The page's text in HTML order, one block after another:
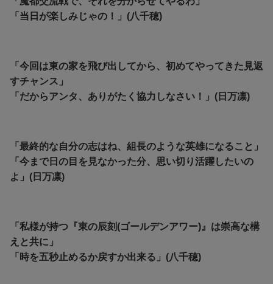
「当日が楽しみじゃの！」(八千穂)
「今回は東の家を飛び出してから、初めてやってきた見返
すチャンス」
「だからアンタ、ありがたく協力しなさい！」(日万凛)
「最終的な自分の志はね、組長のような英雄になること」
「今まで日の目を見なかった分、思い切り活躍したいの
よ」(日万凛)
「私様が持つ『東の辰刻(ゴールデンアワー)』は崇高な構
えと共に」
「時を五秒止めるか戻すか出来る」(八千穂)